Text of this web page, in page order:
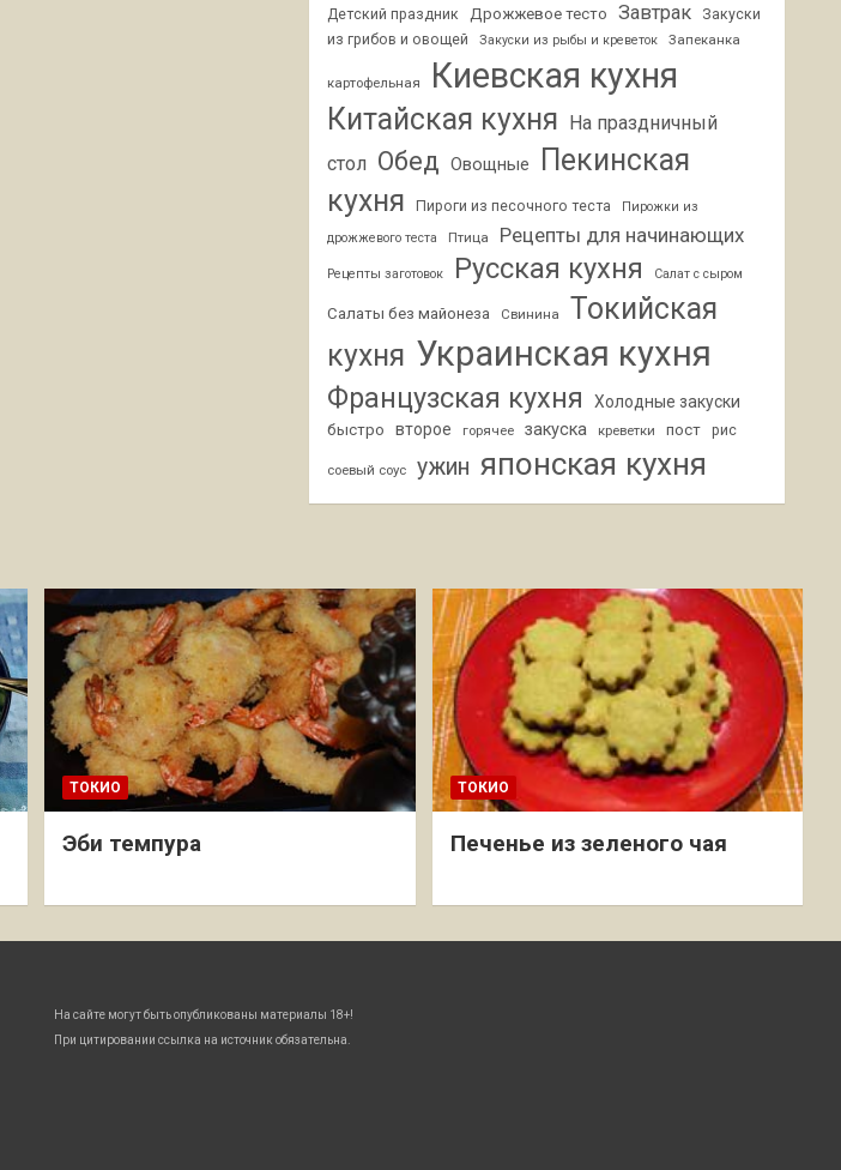
Детский праздник
Дрожжевое тесто Завтрак
Закуски
из грибов и овощей
Закуски из рыбы и креветок Запеканка
картофельная Киевская кухня
Китайская кухня На праздничный
стол Обед Овощные
Пекинская
кухня
Пироги из песочного теста
Пирожки из
дрожжевого теста
Птица Рецепты для начинающих
Рецепты заготовок Русская кухня Салат с сыром
Салаты без майонеза Свинина
Токийская
кухня Украинская кухня
Французская кухня Холодные закуски
быстро второе горячее закуска креветки пост рис
соевый соус ужин японская кухня
ТОКИО
Эби темпура
ТОКИО
Печенье из зеленого чая
На сайте могут быть опубликованы материалы 18+!
При цитировании ссылка на источник обязательна.